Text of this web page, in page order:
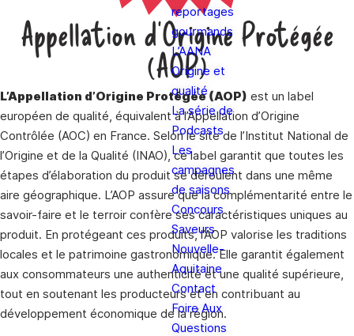
reportages
gourmands
L’AANA
Origine et
qualité
La série de
Podcasts
Les
campagnes
de saisons
Concours
Saveurs
Nouvelle-
Aquitaine
Contact
Foire Aux
Questions
Appellation d'Origine Protégée
(AOP)
L’Appellation d’Origine Protégée (AOP) est un label
européen de qualité, équivalent à l’Appellation d’Origine
Contrôlée (AOC) en France. Selon le site de l’Institut National de
l’Origine et de la Qualité (INAO), ce label garantit que toutes les
étapes d’élaboration du produit se déroulent dans une même
aire géographique. L’AOP assure que la complémentarité entre le
savoir-faire et le terroir confère ses caractéristiques uniques au
produit. En protégeant ces produits, l’AOP valorise les traditions
locales et le patrimoine gastronomique. Elle garantit également
aux consommateurs une authenticité et une qualité supérieure,
tout en soutenant les producteurs et en contribuant au
développement économique de la région.